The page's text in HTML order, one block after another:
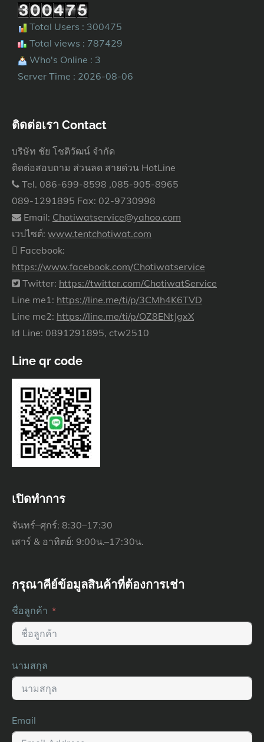
Total Users : 300475
Total views : 787429
Who's Online : 3
Server Time : 2026-08-06
ติดต่อเรา Contact
บริษัท ชัย โชติวัฒน์ จำกัด
ติดต่อสอบถาม ส่วนลด สายด่วน HotLine
Tel. 086-699-8598 ,085-905-8965
089-1291895 Fax: 02-9730998
Email: Chotiwatservice@yahoo.com
เวปไซต์: www.tentchotiwat.com
Facebook:
https://www.facebook.com/Chotiwatservice
Twitter: https://twitter.com/ChotiwatService
Line me1: https://line.me/ti/p/3CMh4K6TVD
Line me2: https://line.me/ti/p/OZ8ENtJgxX
Id Line: 0891291895, ctw2510
Line qr code
เปิดทำการ
จันทร์–ศุกร์: 8:30–17:30
เสาร์ & อาทิตย์: 9:00น.–17:30น.
กรุณาคีย์ข้อมูลสินค้าที่ต้องการเช่า
ชื่อลูกค้า
นามสกุล
Email